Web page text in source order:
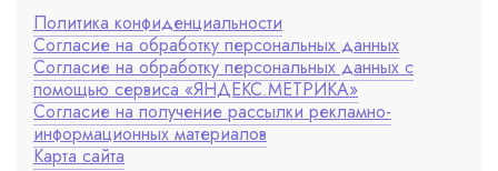
Политика конфиденциальности
Согласие на обработку персональных данных
Согласие на обработку персональных данных с
помощью сервиса «ЯНДЕКС.МЕТРИКА»
Согласие на получение рассылки рекламно-
информационных материалов
Карта сайта